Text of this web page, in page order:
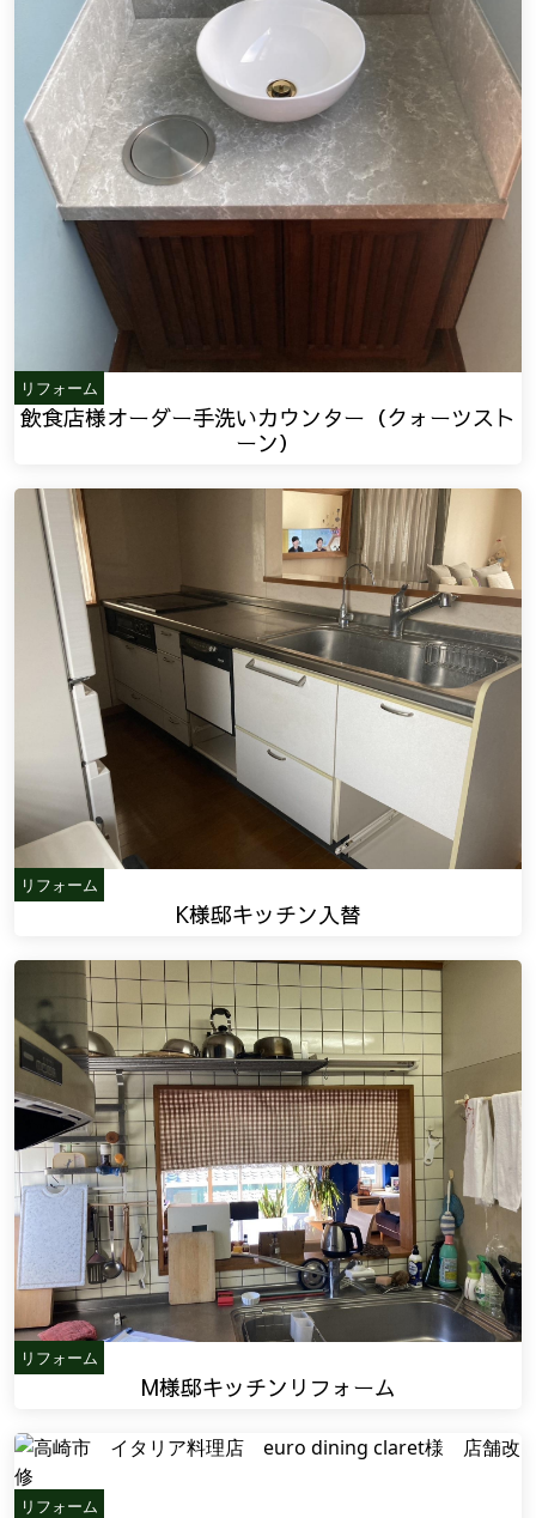
リフォーム
飲食店様オーダー手洗いカウンター（クォーツスト
ーン）
リフォーム
K様邸キッチン入替
リフォーム
M様邸キッチンリフォーム
リフォーム